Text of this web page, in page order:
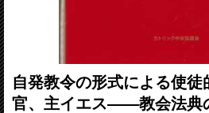
自発教令の形式による使徒
官、主イエス――教会法典